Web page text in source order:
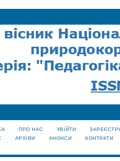
ПРО НАС УВІЙТИ
АРХІВИ АНОНСИ
КОНТАКТИ